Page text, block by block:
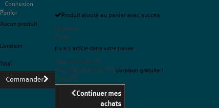
Connexion
Panier
Aucun produit
Livraison
Total
Commander
Produit ajouté au panier avec succès
Quantité
Total
Il y a 1 article dans votre panier
Total produits TTC
Frais d'expédition TTC Livraison gratuite !
Total TTC
Continuer mes
achats